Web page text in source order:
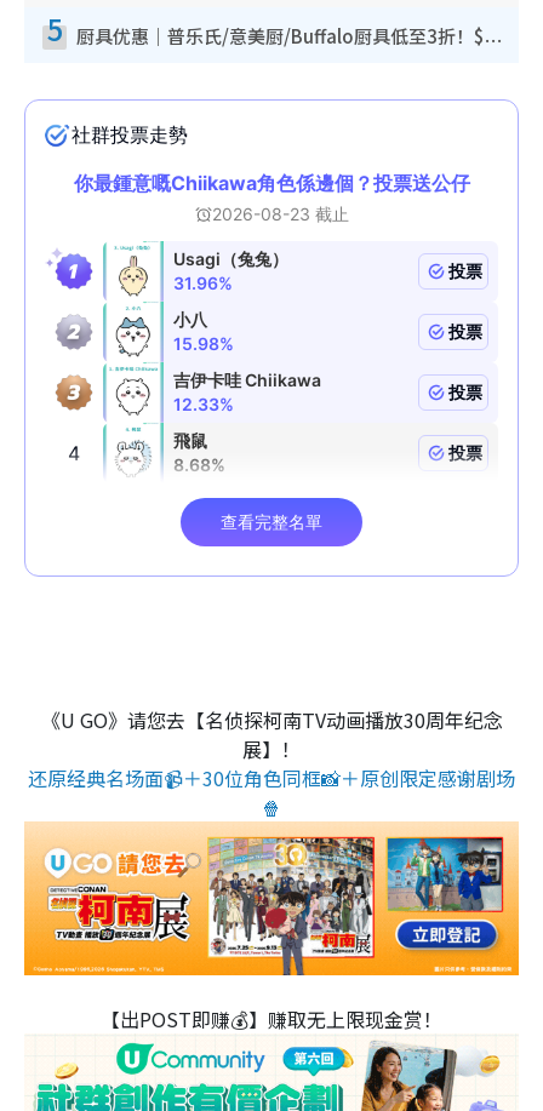
5 厨具优惠｜普乐氏/意美厨/Buffalo厨具低至3折！$89起买煎锅/炒锅/个人锅 同场小家电激减至$99起
《U GO》请您去【名侦探柯南TV动画播放30周年纪念
展】！
还原经典名场面📹＋30位角色同框📸＋原创限定感谢剧场
🍿
【出POST即赚💰】赚取无上限现金赏！